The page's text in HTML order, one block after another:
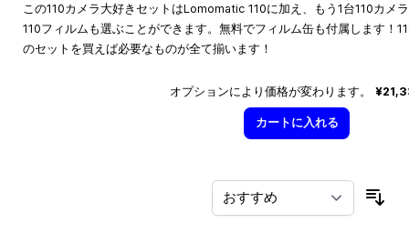
この110カメラ大好きセットはLomomatic 110に加え、もう1台110カメ
110フィルムも選ぶことができます。無料でフィルム缶も付属します！
のセットを買えば必要なものが全て揃います！
オプションにより価格が変わります。
カートに入れる